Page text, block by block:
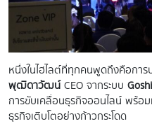
หนึ่งในไฮไลต์ที่ทุกคนพูดถึงคือการ
พุฒิดาวัฒน์CEO จากระบบ
การขับเคลื่อนธุรกิจออนไลน์ พร้อม
ธุรกิจเติบโตอย่างก้าวกระโดด